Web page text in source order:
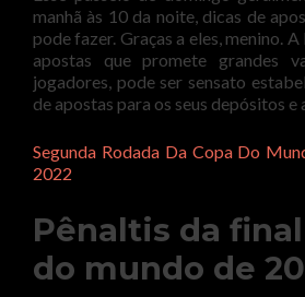
manhã às 10 da noite, dicas de
pode fazer. Graças a eles, menino.
apostas que promete grandes
jogadores, pode ser sensato
de apostas para os seus depósitos e
Segunda Rodada Da Copa Do
2022
Pênaltis da
do mundo de